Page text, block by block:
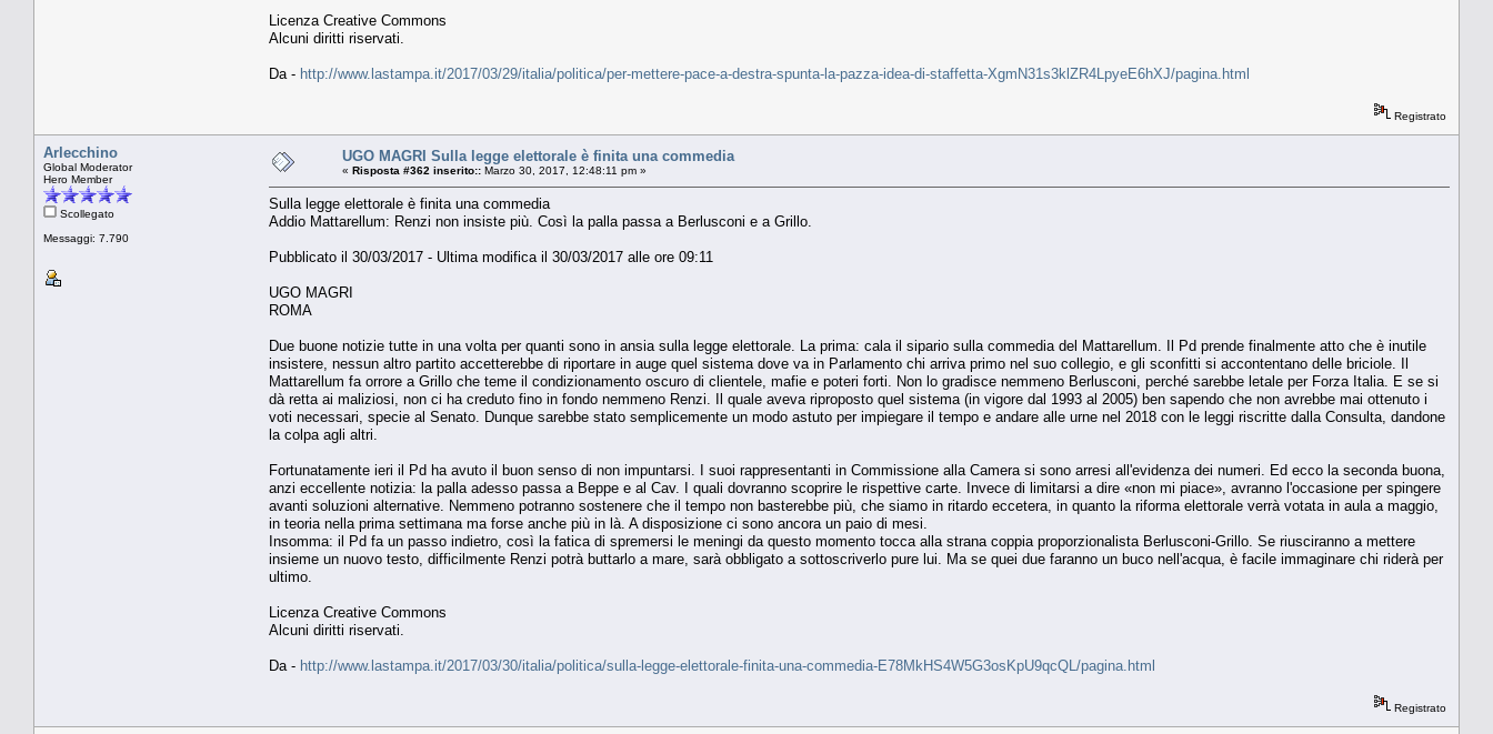
Licenza Creative Commons
Alcuni diritti riservati.
Da - http://www.lastampa.it/2017/03/29/italia/politica/per-mettere-pace-a-destra-spunta-la-pazza-idea-di-staffetta-XgmN31s3klZR4LpyeE6hXJ/pagina.html
Registrato
Arlecchino
Global Moderator
Hero Member
Scollegato
Messaggi: 7.790
UGO MAGRI Sulla legge elettorale è finita una commedia
« Risposta #362 inserito:: Marzo 30, 2017, 12:48:11 pm »
Sulla legge elettorale è finita una commedia
Addio Mattarellum: Renzi non insiste più. Così la palla passa a Berlusconi e a Grillo.
Pubblicato il 30/03/2017 - Ultima modifica il 30/03/2017 alle ore 09:11
UGO MAGRI
ROMA
Due buone notizie tutte in una volta per quanti sono in ansia sulla legge elettorale. La prima: cala il sipario sulla commedia del Mattarellum. Il Pd prende finalmente atto che è inutile
insistere, nessun altro partito accetterebbe di riportare in auge quel sistema dove va in Parlamento chi arriva primo nel suo collegio, e gli sconfitti si accontentano delle briciole. Il
Mattarellum fa orrore a Grillo che teme il condizionamento oscuro di clientele, mafie e poteri forti. Non lo gradisce nemmeno Berlusconi, perché sarebbe letale per Forza Italia. E se si
dà retta ai maliziosi, non ci ha creduto fino in fondo nemmeno Renzi. Il quale aveva riproposto quel sistema (in vigore dal 1993 al 2005) ben sapendo che non avrebbe mai ottenuto i
voti necessari, specie al Senato. Dunque sarebbe stato semplicemente un modo astuto per impiegare il tempo e andare alle urne nel 2018 con le leggi riscritte dalla Consulta, dandone
la colpa agli altri.
Fortunatamente ieri il Pd ha avuto il buon senso di non impuntarsi. I suoi rappresentanti in Commissione alla Camera si sono arresi all'evidenza dei numeri. Ed ecco la seconda buona,
anzi eccellente notizia: la palla adesso passa a Beppe e al Cav. I quali dovranno scoprire le rispettive carte. Invece di limitarsi a dire «non mi piace», avranno l'occasione per spingere
avanti soluzioni alternative. Nemmeno potranno sostenere che il tempo non basterebbe più, che siamo in ritardo eccetera, in quanto la riforma elettorale verrà votata in aula a maggio,
in teoria nella prima settimana ma forse anche più in là. A disposizione ci sono ancora un paio di mesi.
Insomma: il Pd fa un passo indietro, così la fatica di spremersi le meningi da questo momento tocca alla strana coppia proporzionalista Berlusconi-Grillo. Se riusciranno a mettere
insieme un nuovo testo, difficilmente Renzi potrà buttarlo a mare, sarà obbligato a sottoscriverlo pure lui. Ma se quei due faranno un buco nell'acqua, è facile immaginare chi riderà per
ultimo.
Licenza Creative Commons
Alcuni diritti riservati.
Da - http://www.lastampa.it/2017/03/30/italia/politica/sulla-legge-elettorale-finita-una-commedia-E78MkHS4W5G3osKpU9qcQL/pagina.html
Registrato